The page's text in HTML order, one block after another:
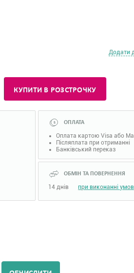
Додати
КУПИТИ В РОЗСТРОЧКУ
ОПЛАТА
Оплата картою Visa або
Післяплата при отриманні
Банківський переказ
ОБМІН ТА ПОВЕРНЕННЯ
14 днів при виконанні умов